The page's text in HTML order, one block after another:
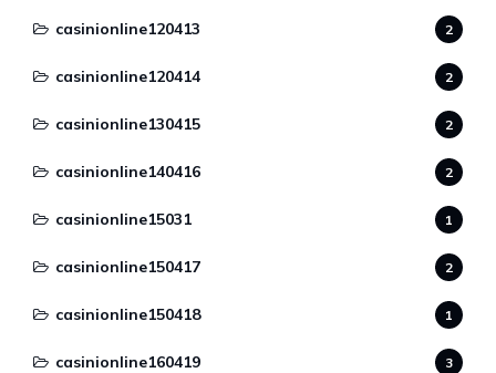
casinionline120413 2
casinionline120414 2
casinionline130415 2
casinionline140416 2
casinionline15031 1
casinionline150417 2
casinionline150418 1
casinionline160419 3